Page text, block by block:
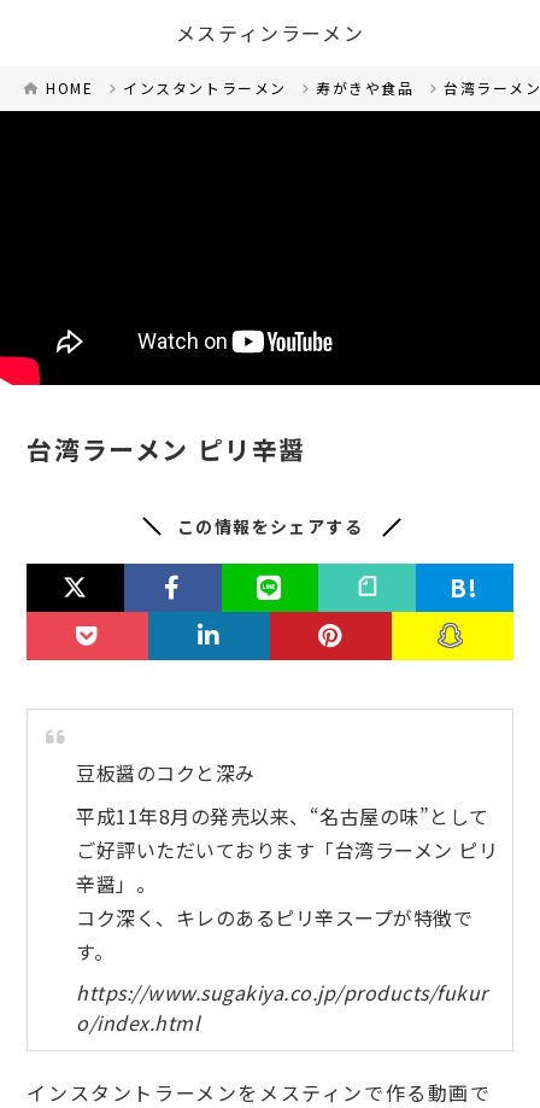
メスティンラーメン
HOME インスタントラーメン 寿がきや食品 台湾ラーメ
台湾ラーメン ピリ辛醤
この情報をシェアする
豆板醤のコクと深み
平成11年8月の発売以来、“名古屋の味”として
ご好評いただいております「台湾ラーメン ピリ
辛醤」。
コク深く、キレのあるピリ辛スープが特徴で
す。
https://www.sugakiya.co.jp/products/fukur
o/index.html
インスタントラーメンをメスティンで作る動画で